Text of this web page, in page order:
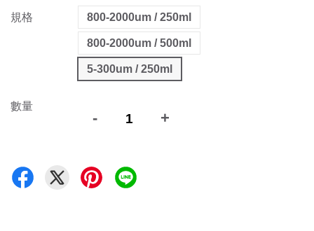
規格 800-2000um / 250ml
800-2000um / 500ml
5-300um / 250ml
數量
- +